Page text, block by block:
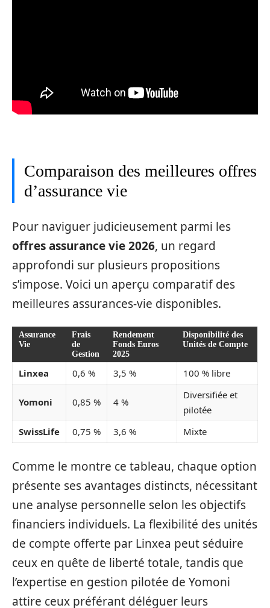
Comparaison des meilleures offres
d’assurance vie
Pour naviguer judicieusement parmi les
offres assurance vie 2026, un regard
approfondi sur plusieurs propositions
s’impose. Voici un aperçu comparatif des
meilleures assurances-vie disponibles.
Assurance
Vie
Frais
de
Gestion
Rendement
Fonds Euros
2025
Disponibilité des
Unités de Compte
Linxea 0,6 % 3,5 % 100 % libre
Yomoni 0,85 % 4 %
Diversifiée et
pilotée
SwissLife
0,75 % 3,6 % Mixte
Comme le montre ce tableau, chaque option
présente ses avantages distincts, nécessitant
une analyse personnelle selon les objectifs
financiers individuels. La flexibilité des unités
de compte offerte par Linxea peut séduire
ceux en quête de liberté totale, tandis que
l’expertise en gestion pilotée de Yomoni
attire ceux préférant déléguer leurs